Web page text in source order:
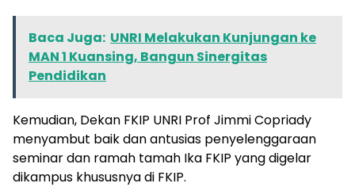
Baca Juga: UNRI Melakukan Kunjungan ke
MAN 1 Kuansing, Bangun Sinergitas
Pendidikan
Kemudian, Dekan FKIP UNRI Prof Jimmi Copriady
menyambut baik dan antusias penyelenggaraan
seminar dan ramah tamah Ika FKIP yang digelar
dikampus khususnya di FKIP.